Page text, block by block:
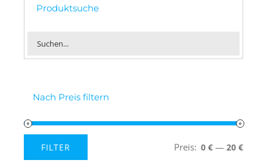
Produktsuche
Nach Preis filtern
FILTER Preis: 0 € — 20 €